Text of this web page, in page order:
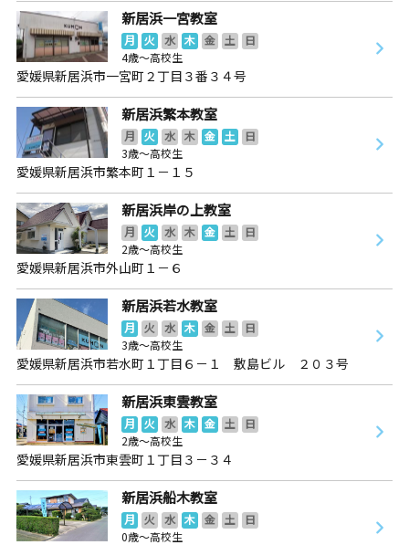
新居浜一宮教室
月 火 水 木 金 土
日
4歳～高校生
愛媛県新居浜市一宮町２丁目３番３４号
新居浜繁本教室
月 火 水 木 金 土
日
3歳～高校生
愛媛県新居浜市繁本町１－１５
新居浜岸の上教室
月 火 水 木 金 土
日
2歳～高校生
愛媛県新居浜市外山町１－６
新居浜若水教室
月 火 水 木 金 土
日
3歳～高校生
愛媛県新居浜市若水町１丁目６－１ 敷島ビル ２０３号
新居浜東雲教室
月 火 水 木 金 土
日
2歳～高校生
愛媛県新居浜市東雲町１丁目３－３４
新居浜船木教室
月 火 水 木 金 土
日
0歳～高校生